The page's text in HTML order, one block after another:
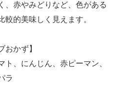
、赤やみどりなど、色がある
較的美味しく見えます。
おかず】
、にんじん、赤ピーマン、
ラ